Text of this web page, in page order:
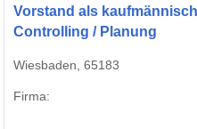
Vorstand als
Controlling / Planung
Wiesbaden, 65183
Firma: